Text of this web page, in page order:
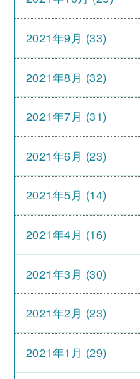
2021年9月 (33)
2021年8月 (32)
2021年7月 (31)
2021年6月 (23)
2021年5月 (14)
2021年4月 (16)
2021年3月 (30)
2021年2月 (23)
2021年1月 (29)